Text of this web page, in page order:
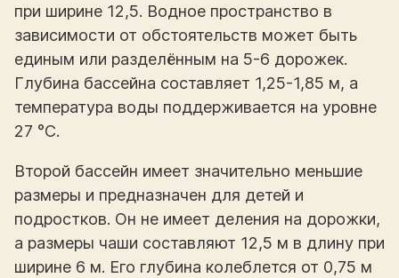
при ширине 12,5. Водное пространство в
зависимости от обстоятельств может быть
единым или разделённым на 5-6 дорожек.
Глубина бассейна составляет 1,25-1,85 м, а
температура воды поддерживается на уровне
27 °С.
Второй бассейн имеет значительно меньшие
размеры и предназначен для детей и
подростков. Он не имеет деления на дорожки,
а размеры чаши составляют 12,5 м в длину при
ширине 6 м. Его глубина колеблется от 0,75 м